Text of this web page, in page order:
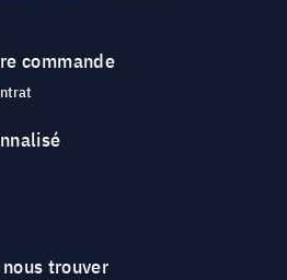
commande
nous trouver